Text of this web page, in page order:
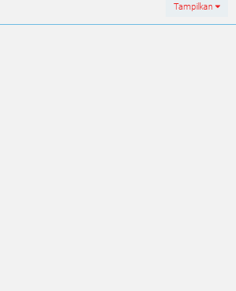
Tampilkan